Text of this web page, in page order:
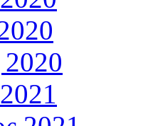
2020